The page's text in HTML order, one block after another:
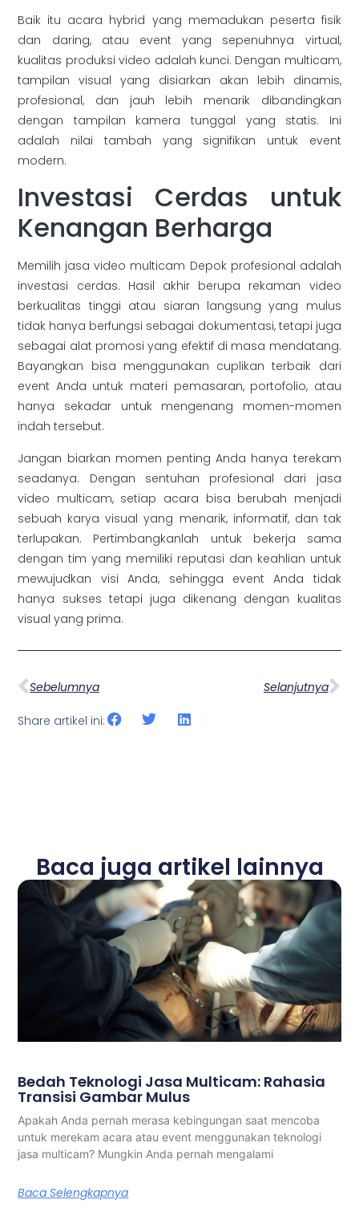
Baik itu acara hybrid yang memadukan peserta fisik
dan daring, atau event yang sepenuhnya virtual,
kualitas produksi video adalah kunci. Dengan multicam,
tampilan visual yang disiarkan akan lebih dinamis,
profesional, dan jauh lebih menarik dibandingkan
dengan tampilan kamera tunggal yang statis. Ini
adalah nilai tambah yang signifikan untuk event
modern.
Investasi Cerdas untuk
Kenangan Berharga
Memilih jasa video multicam Depok profesional adalah
investasi cerdas. Hasil akhir berupa rekaman video
berkualitas tinggi atau siaran langsung yang mulus
tidak hanya berfungsi sebagai dokumentasi, tetapi juga
sebagai alat promosi yang efektif di masa mendatang.
Bayangkan bisa menggunakan cuplikan terbaik dari
event Anda untuk materi pemasaran, portofolio, atau
hanya sekadar untuk mengenang momen-momen
indah tersebut.
Jangan biarkan momen penting Anda hanya terekam
seadanya. Dengan sentuhan profesional dari jasa
video multicam, setiap acara bisa berubah menjadi
sebuah karya visual yang menarik, informatif, dan tak
terlupakan. Pertimbangkanlah untuk bekerja sama
dengan tim yang memiliki reputasi dan keahlian untuk
mewujudkan visi Anda, sehingga event Anda tidak
hanya sukses tetapi juga dikenang dengan kualitas
visual yang prima.
Sebelumnya Selanjutnya
Share artikel ini:
Baca juga artikel lainnya
Bedah Teknologi Jasa Multicam: Rahasia
Transisi Gambar Mulus
Apakah Anda pernah merasa kebingungan saat mencoba
untuk merekam acara atau event menggunakan teknologi
jasa multicam? Mungkin Anda pernah mengalami
Baca Selengkapnya